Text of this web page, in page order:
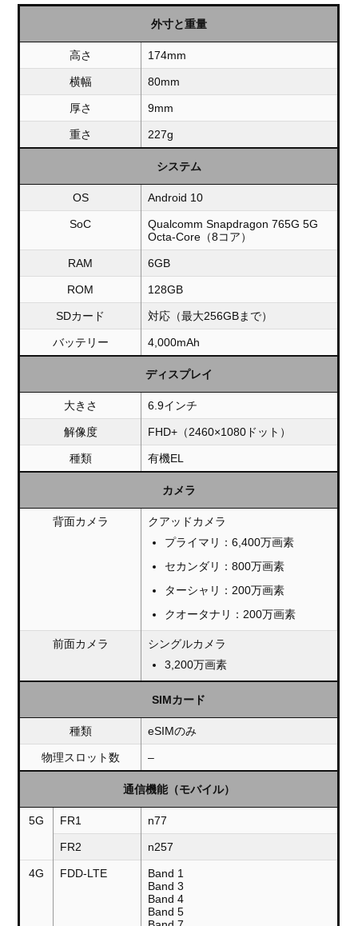
外寸と重量
高さ 174mm
横幅 80mm
厚さ 9mm
重さ 227g
システム
OS Android 10
SoC
Qualcomm Snapdragon 765G 5G
Octa-Core（8コア）
RAM 6GB
ROM 128GB
SDカード 対応（最大256GBまで）
バッテリー 4,000mAh
ディスプレイ
大きさ 6.9インチ
解像度 FHD+（2460×1080ドット）
種類 有機EL
カメラ
背面カメラ
クアッドカメラ
プライマリ：6,400万画素
セカンダリ：800万画素
ターシャリ：200万画素
クオータナリ：200万画素
前面カメラ
シングルカメラ
3,200万画素
SIMカード
種類 eSIMのみ
物理スロット数 –
通信機能（モバイル）
5G FR1 n77
FR2 n257
4G FDD-LTE
Band 1
Band 3
Band 4
Band 5